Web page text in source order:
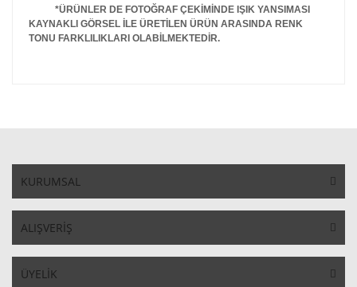
*ÜRÜNLER DE FOTOĞRAF ÇEKİMİNDE IŞIK YANSIMASI
KAYNAKLI GÖRSEL İLE ÜRETİLEN ÜRÜN ARASINDA RENK
TONU FARKLILIKLARI OLABİLMEKTEDİR.
KURUMSAL
ALIŞVERİŞ
ÜYELİK